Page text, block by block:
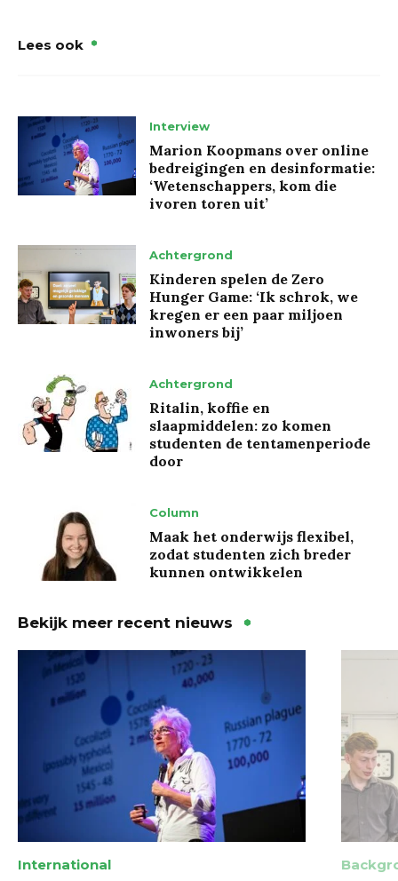
Lees ook
Interview
Marion Koopmans over online
bedreigingen en desinformatie:
‘Wetenschappers, kom die
ivoren toren uit’
Achtergrond
Kinderen spelen de Zero
Hunger Game: ‘Ik schrok, we
kregen er een paar miljoen
inwoners bij’
Achtergrond
Ritalin, koffie en
slaapmiddelen: zo komen
studenten de tentamenperiode
door
Column
Maak het onderwijs flexibel,
zodat studenten zich breder
kunnen ontwikkelen
Bekijk meer recent nieuws
International